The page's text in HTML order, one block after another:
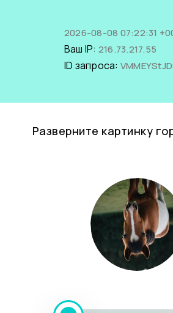
2026-08-08 07:22:31
Ваш IP: 216.73.217.55
ID запроса:
Разверните картинку